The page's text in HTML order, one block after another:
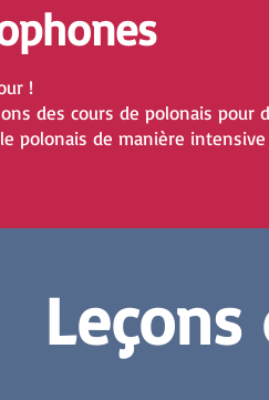
!
des cours de polonais pour
polonais de manière